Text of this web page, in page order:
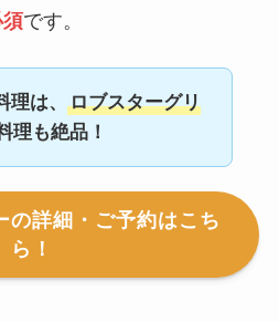
です。
理は、
ロブスターグリ
理も絶品！
の詳細・ご予約はこち
ら！